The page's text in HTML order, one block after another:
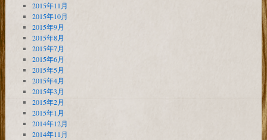
2015年11月
2015年10月
2015年9月
2015年8月
2015年7月
2015年6月
2015年5月
2015年4月
2015年3月
2015年2月
2015年1月
2014年12月
2014年11月